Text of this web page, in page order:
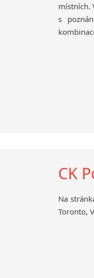
místních.
s
CK
Na
Toronto,